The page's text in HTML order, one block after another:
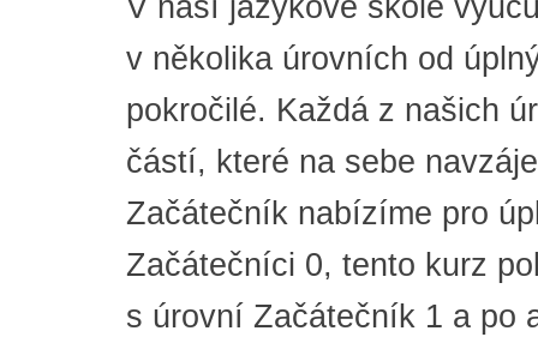
V naší jazykové škole
v několika úrovních od
pokročilé. Každá z našich
částí, které na sebe
Začátečník nabízíme pro
Začátečníci 0, tento kurz
s úrovní Začátečník 1 a po